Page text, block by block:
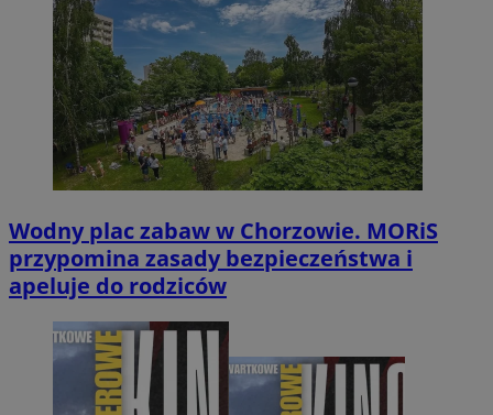
Wodny plac zabaw w Chorzowie. MORiS
przypomina zasady bezpieczeństwa i
apeluje do rodziców